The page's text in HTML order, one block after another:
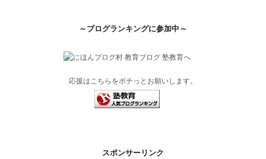
～ブログランキングに参加中～
応援はこちらをポチっとお願いします。
スポンサーリンク